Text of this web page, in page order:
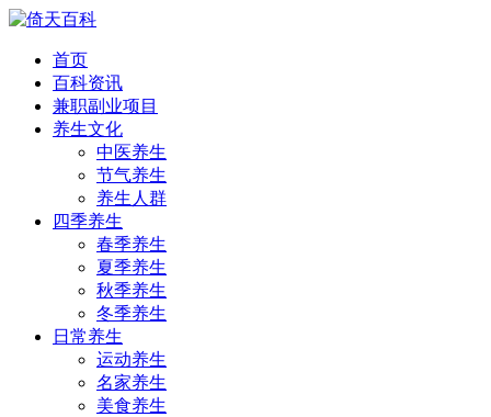
首页
百科资讯
兼职副业项目
养生文化
中医养生
节气养生
养生人群
四季养生
春季养生
夏季养生
秋季养生
冬季养生
日常养生
运动养生
名家养生
美食养生